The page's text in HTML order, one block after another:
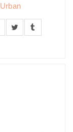
Urban